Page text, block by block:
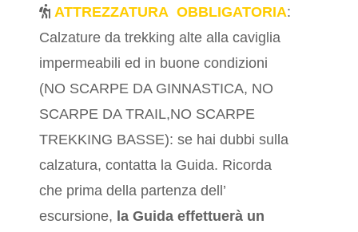
ATTREZZATURA OBBLIGATORIA:
Calzature da trekking alte alla caviglia
impermeabili ed in buone condizioni
(NO SCARPE DA GINNASTICA, NO
SCARPE DA TRAIL,NO SCARPE
TREKKING BASSE): se hai dubbi sulla
calzatura, contatta la Guida. Ricorda
che prima della partenza dell’
escursione, la Guida effettuerà un